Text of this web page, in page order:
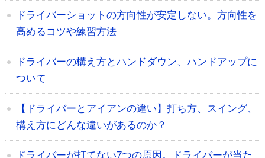
ドライバーショットの方向性が安定しない。方向性を
高めるコツや練習方法
ドライバーの構え方とハンドダウン、ハンドアップに
ついて
【ドライバーとアイアンの違い】打ち方、スイング、
構え方にどんな違いがあるのか？
ドライバーが打てない7つの原因。ドライバーが当た